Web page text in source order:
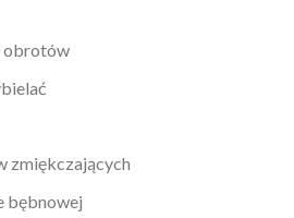
obrotów
zmiękczających
bębnowej